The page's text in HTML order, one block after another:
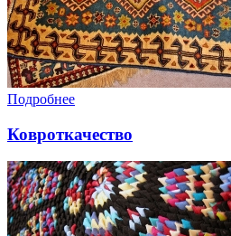
Подробнее
Ковроткачество